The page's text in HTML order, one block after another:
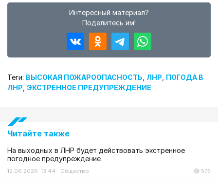
Интересный материал?
Поделитесь им!
Теги: ВЫСОКАЯ ПОЖАРООПАСНОСТЬ ЛНР ПОГОДА В
ЛНР ЭКСТРЕННОЕ ПРЕДУПРЕЖДЕНИЕ
Читайте также
На выходных в ЛНР будет действовать экстренное
погодное предупреждение
12.06.2026 13:44 Общество 575